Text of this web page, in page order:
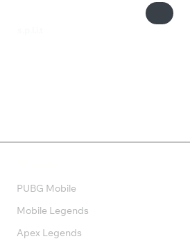
PUBG Mobile
Mobile Legends
Apex Legends